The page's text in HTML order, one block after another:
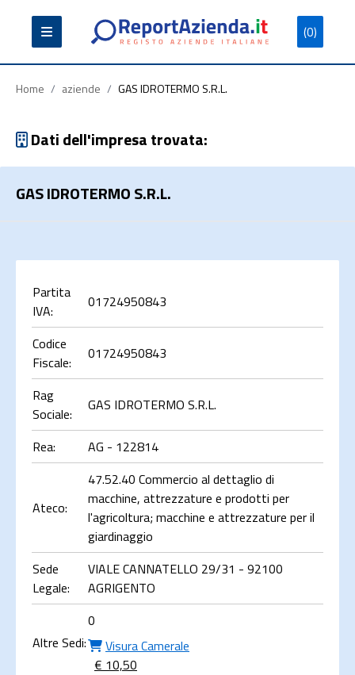
(0)
Partita
Iva
Codice
Fiscale
Ragione
Sociale
Cerca
Home / aziende / GAS IDROTERMO S.R.L.
Dati dell'impresa trovata:
GAS IDROTERMO S.R.L.
Partita
IVA:
01724950843
Codice
Fiscale:
01724950843
Rag
Sociale:
GAS IDROTERMO S.R.L.
Rea: AG - 122814
Ateco:
47.52.40 Commercio al dettaglio di
macchine, attrezzature e prodotti per
l'agricoltura; macchine e attrezzature per il
giardinaggio
Sede
Legale:
VIALE CANNATELLO 29/31 - 92100
AGRIGENTO
Altre Sedi:
0
Visura Camerale
€ 10,50